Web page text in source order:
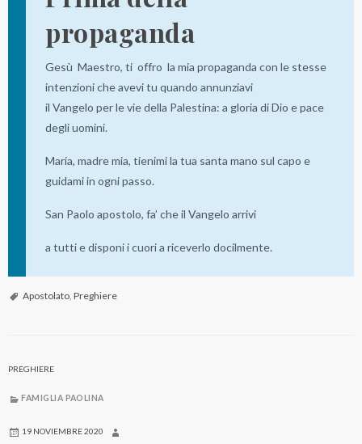
i
n
o
propaganda
Gesù Maestro, ti offro la mia propaganda con le stesse
intenzioni che avevi tu quando annunziavi
il Vangelo per le vie della Palestina: a gloria di Dio e pace
degli uomini.
Maria, madre mia, tienimi la tua santa mano sul capo e
guidami in ogni passo.
San Paolo apostolo, fa’ che il Vangelo arrivi
a tutti e disponi i cuori a riceverlo docilmente.
Apostolato, Preghiere
PREGHIERE
FAMIGLIA PAOLINA
19 NOVIEMBRE 2020